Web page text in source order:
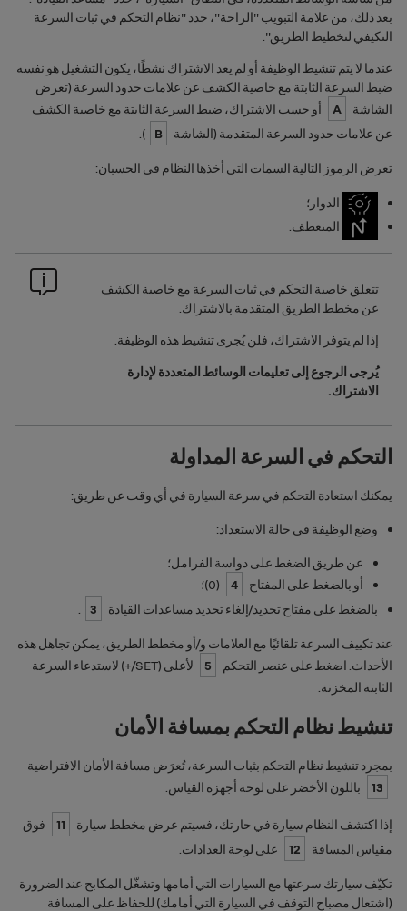
بعد ذلك، من علامة التبويب "الراحة"، حدد "نظام التحكم في ثبات السرعة
التكيفي لتخطيط الطريق".
عندما لا يتم تنشيط الوظيفة أو لم يعد الاشتراك نشطًا، يكون التشغيل هو نفسه
ضبط السرعة الثابتة مع خاصية الكشف عن علامات حدود السرعة (تعرض
الشاشة
A
أو حسب الاشتراك، ضبط السرعة الثابتة مع خاصية الكشف
عن علامات حدود السرعة المتقدمة (الشاشة
B
).
تعرض الرموز التالية السمات التي أخذها النظام في الحسبان:
الدوار؛
المنعطف.
تتعلق خاصية التحكم في ثبات السرعة مع خاصية الكشف
عن مخطط الطريق المتقدمة بالاشتراك.
إذا لم يتوفر الاشتراك، فلن يُجرى تنشيط هذه الوظيفة.
يُرجى الرجوع إلى تعليمات الوسائط المتعددة لإدارة
الاشتراك.
التحكم في السرعة المداولة
يمكنك استعادة التحكم في سرعة السيارة في أي وقت عن طريق:
وضع الوظيفة في حالة الاستعداد:
عن طريق الضغط على دواسة الفرامل؛
أو بالضغط على المفتاح
4
(
0)؛
بالضغط على مفتاح تحديد/إلغاء تحديد مساعدات القيادة‬
3
عند تكييف السرعة تلقائيًا مع العلامات و/أو مخطط الطريق، يمكن تجاهل هذه
الأحداث. اضغط على عنصر التحكم
5 لأعلى (SET/+
) لاستدعاء ‏‫السرعة
الثابتة المخزنة.
تنشيط نظام التحكم بمسافة الأمان
بمجرد تنشيط نظام التحكم بثبات السرعة، تُعرَض مسافة الأمان الافتراضية
13
باللون الأخضر على لوحة أجهزة القياس.
إذا اكتشف النظام سيارة في حارتك، فسيتم عرض مخطط سيارة 11
فوق
مقياس المسافة
12 على لوحة العدادات.
تكيّف سيارتك سرعتها مع السيارات التي أمامها وتشغّل المكابح عند الضرورة
(اشتعال مصباح التوقف في السيارة التي أمامك) للحفاظ على المسافة